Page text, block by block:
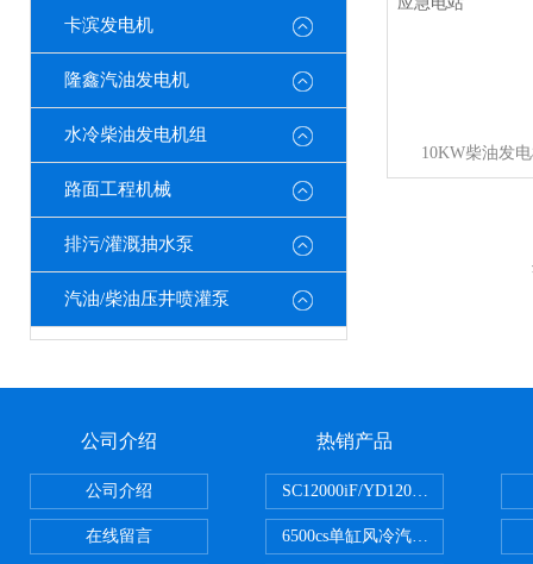
卡滨发电机
隆鑫汽油发电机
水冷柴油发电机组
路面工程机械
排污/灌溉抽水泵
汽油/柴油压井喷灌泵
10KW柴油发
公司介绍
公司介绍
在线留言
热销产品
SC12000iF/YD12000大疆T30用
6500cs单缸风冷汽油发电机小型